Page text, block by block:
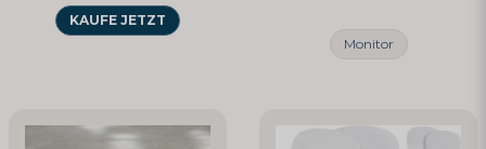
KAUFE JETZT
Monitor